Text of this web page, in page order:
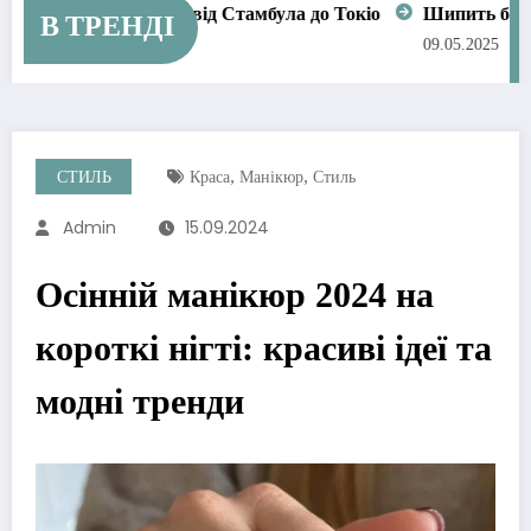
В ТРЕНДІ
Шипить бензобак при відкритті: проста фізика чи
СТИЛЬ Краса, Манікюр, Стиль
Admin 15.09.2024
Осінній манікюр 2024 на
короткі нігті: красиві ідеї та
модні тренди